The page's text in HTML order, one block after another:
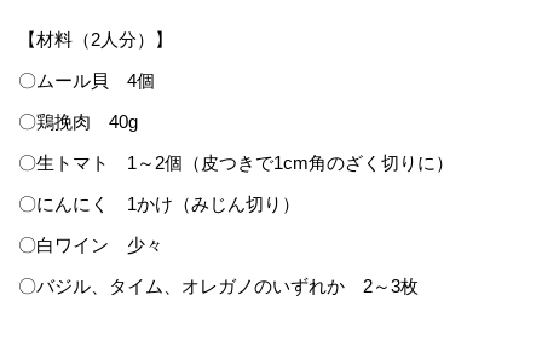
【材料（2人分）】
〇ムール貝 4個
〇鶏挽肉 40g
〇生トマト 1～2個（皮つきで1cm角のざく切りに）
〇にんにく 1かけ（みじん切り）
〇白ワイン 少々
〇バジル、タイム、オレガノのいずれか 2～3枚